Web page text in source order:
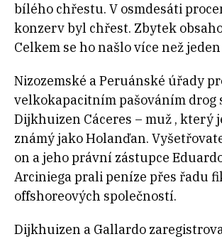
bílého chřestu. V osmdesáti
konzerv byl chřest. Zbytek
Celkem se ho našlo více než
Nizozemské a Peruánské úřady
velkokapacitním pašováním drog
Dijkhuizen Cáceres – muž , který
známý jako Holanďan.
on a jeho právní zástupce
Arciniega prali peníze přes řadu
offshoreových společností.
Dijkhuizen a Gallardo